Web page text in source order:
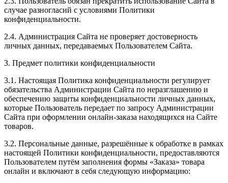
случае разногласий с условиями Политики
конфиденциальности.
2.4. Администрация Сайта не проверяет достоверность
личных данных, передаваемых Пользователем Сайта.
3. Предмет политики конфиденциальности
3.1. Настоящая Политика конфиденциальности регулирует
обязательства Администрации Сайта по неразглашению и
обеспечению защиты конфиденциальности личных данных,
которые Пользователь передает по запросу Администрации
Сайта при оформлении онлайн-заказа находящихся на Сайте
товаров.
3.2. Персональные данные, разрешённые к обработке в рамках
настоящей Политики конфиденциальности, предоставляются
Пользователем путём заполнения формы «Заказа» товара
онлайн и включают в себя следующую информацию: